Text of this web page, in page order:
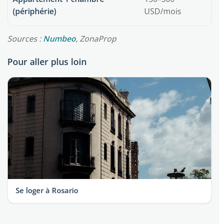
(périphérie)
USD/mois
Sources :Numbeo, ZonaProp
Pour aller plus loin
Se loger à Rosario